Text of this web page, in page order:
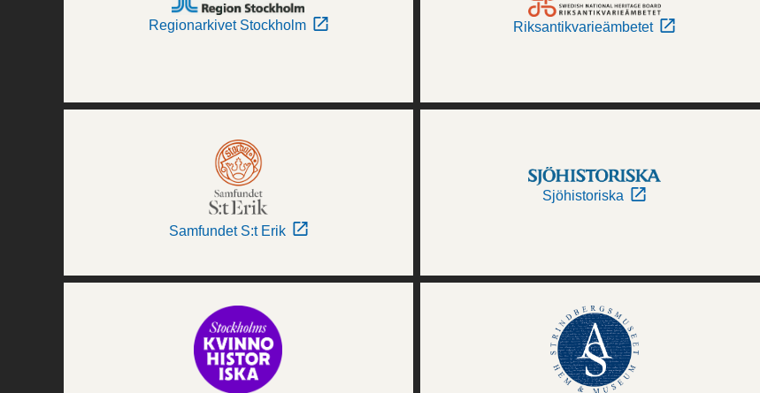
Regionarkivet Stockholm Riksantikvarieämbetet
Samfundet S:t Erik
Sjöhistoriska